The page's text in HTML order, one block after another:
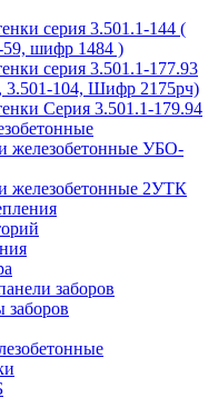
серия 3.501.1-144 (
59, шифр 1484 )
серия 3.501.1-177.93
3.501-104, Шифр 2175рч)
Серия 3.501.1-179.94
железобетонные УБО-
железобетонные 2УТК
заборов